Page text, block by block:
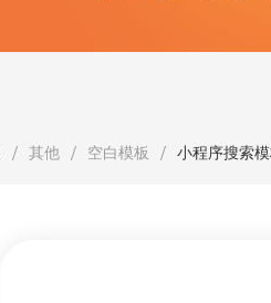
/ 其他 / 空白模板 / 小程序搜索